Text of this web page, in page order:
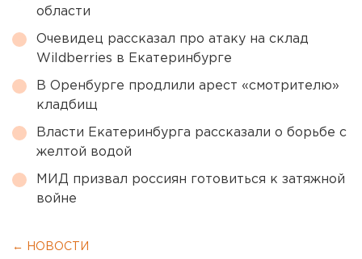
области
Очевидец рассказал про атаку на склад
Wildberries в Екатеринбурге
В Оренбурге продлили арест «смотрителю»
кладбищ
Власти Екатеринбурга рассказали о борьбе с
желтой водой
МИД призвал россиян готовиться к затяжной
войне
← НОВОСТИ